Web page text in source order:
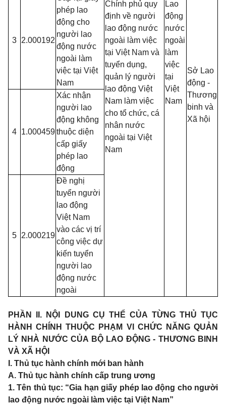
Chính phủ quy
định về người
lao động nước
ngoài làm việc
tại Việt Nam và
tuyển dụng,
quản lý người
lao động Việt
Nam làm việc
cho tổ chức, cá
nhân nước
ngoài tại Việt
Nam
Lao
động
nước
ngoài
làm
việc
tại
Việt
Nam
Sở Lao
động -
Thương
binh và
Xã hội
3 2.000192
phép lao
động cho
người lao
động nước
ngoài làm
việc tại Việt
Nam
4 1.000459
Xác nhận
người lao
động không
thuộc diện
cấp giấy
phép lao
động
5 2.000219
Đề nghị
tuyển người
lao động
Việt Nam
vào các vị trí
công việc dự
kiến tuyển
người lao
động nước
ngoài
PHẦN II. NỘI DUNG CỤ THỂ CỦA TỪNG THỦ TỤC
HÀNH CHÍNH THUỘC PHẠM VI CHỨC NĂNG QUẢN
LÝ NHÀ NƯỚC CỦA BỘ LAO ĐỘNG- THƯƠNG BINH
VÀ XÃ HỘI
I. Thủ tục hành chính mới ban hành
A. Thủ tục hành chính cấp trung ương
1. Tên thủ tục: “Gia hạn giấy phép laođộng cho người
lao động nước ngoài làm việc tại Việt Nam”